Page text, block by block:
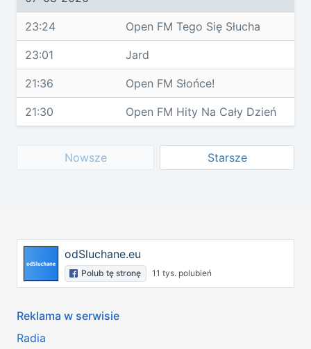
23:24 Open FM Tego Się Słucha
23:01 Jard
21:36 Open FM Słońce!
21:30 Open FM Hity Na Cały Dzień
Nowsze Starsze
odSluchane.eu
Polub tę stronę 11 tys. polubień
Reklama w serwisie
Radia